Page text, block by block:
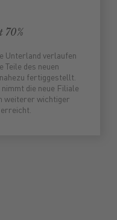
70%
Unterland verlaufen
Teile des neuen
fertiggestellt.
die neue Filiale
weiterer wichtiger
erreicht.